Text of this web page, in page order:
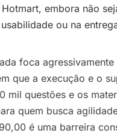
embora não
ou na
foca
que a execução e o
mil questões e os
quem busca
é uma barreira